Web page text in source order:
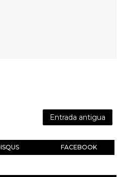
Entrada antigua
FACEBOOK